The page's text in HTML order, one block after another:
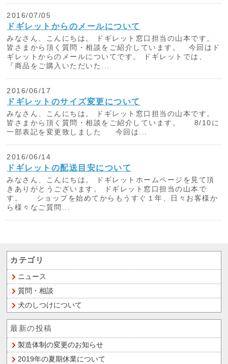
2016/07/05
ドギレットからのメールについて
みなさん、こんにちは。 ドギレット窓口担当の山本です。
皆さまから頂く質問・相談をご紹介しています。 今回はド
ギレットからのメールについてです。 ドギレットでは、
『商品をご購入いただいた...
2016/06/17
ドギレットのサイズ変更について
みなさん、こんにちは。 ドギレット窓口担当の山本です。
皆さまから頂く質問・相談をご紹介しています。 8/10に
一部表記を変更致しました 今回は...
2016/06/14
ドギレットの配送目安について
みなさん、こんにちは。 ドギレットホームページを見て頂
きありがとうございます。 ドギレット窓口担当の山本で
す。 ショップを始めてからもうすぐ１年、日々お客様か
ら様々なご質問...
カテゴリ
ニュース
質問・相談
犬のしつけについて
最新の投稿
製造体制の変更のお知らせ
2019年の夏期休業について